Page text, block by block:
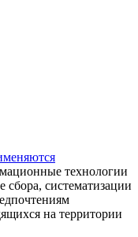
технологии
систематизации
на территории